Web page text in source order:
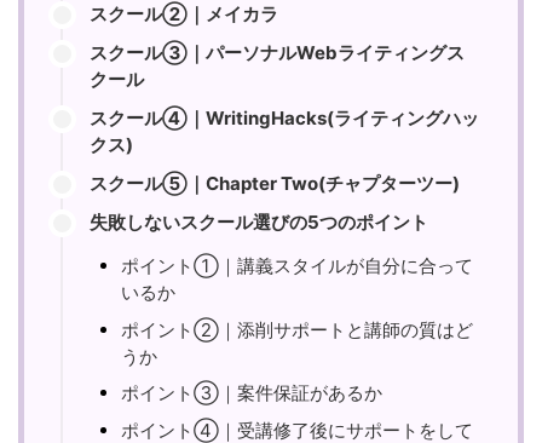
スクール②｜メイカラ
スクール③｜パーソナルWebライティングス
クール
スクール④｜WritingHacks(ライティングハッ
クス)
スクール⑤｜Chapter Two(チャプターツー)
失敗しないスクール選びの5つのポイント
ポイント①｜講義スタイルが自分に合って
いるか
ポイント②｜添削サポートと講師の質はど
うか
ポイント③｜案件保証があるか
ポイント④｜受講修了後にサポートをして